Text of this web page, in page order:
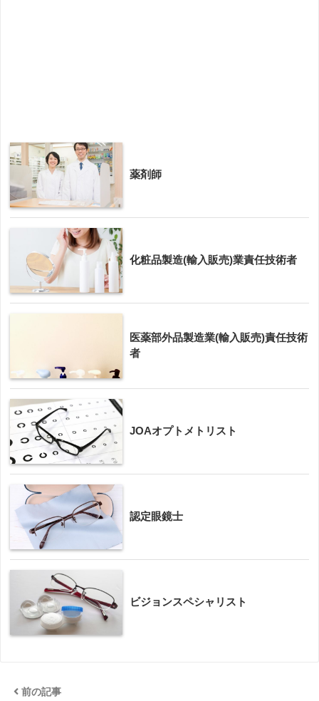
薬剤師
化粧品製造(輸入販売)業責任技術者
医薬部外品製造業(輸入販売)責任技術
者
JOAオプトメトリスト
認定眼鏡士
ビジョンスペシャリスト
前の記事